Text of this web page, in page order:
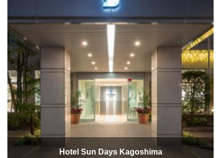
Hotel Sun Days Kagoshima